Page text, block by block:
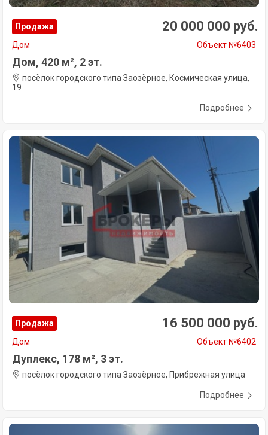
Продажа 20 000 000 руб.
Дом Объект №6403
Дом, 420 м², 2 эт.
посёлок городского типа Заозёрное, Космическая улица,
19
Подробнее
Продажа 16 500 000 руб.
Дом Объект №6402
Дуплекс, 178 м², 3 эт.
посёлок городского типа Заозёрное, Прибрежная улица
Подробнее